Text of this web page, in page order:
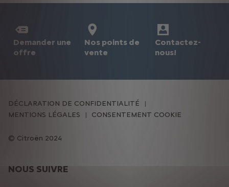
Demander une
offre
Nos points de
vente
Contactez-
nous!
NOUS SUIVRE
Citroën 2024
DÉCLARATION DE CONFIDENTIALITÉ
MENTIONS LÉGALES
CONSENTEMENT COOKIE